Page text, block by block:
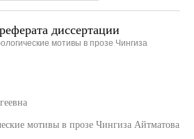
диссертации
мотивы в прозе Чингиза
мотивы в прозе Чингиза Айтматова